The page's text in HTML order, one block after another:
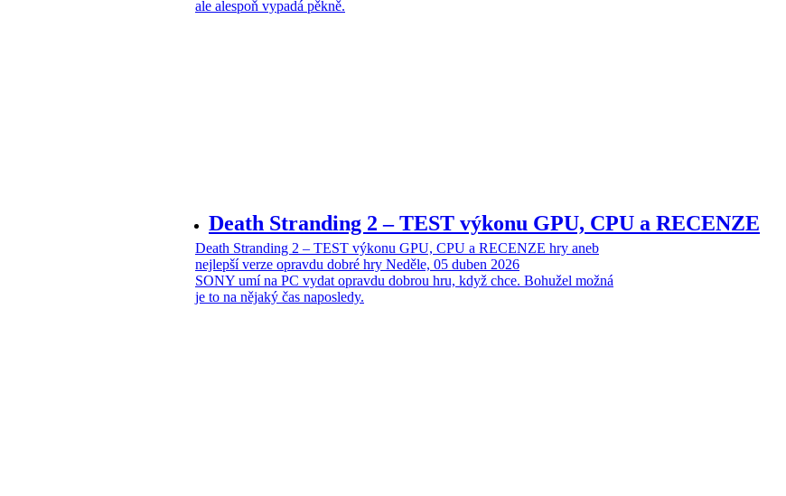
ale alespoň vypadá pěkně.
Death Stranding 2 – TEST výkonu GPU, CPU a RECENZE
Death Stranding 2 – TEST výkonu GPU, CPU a RECENZE hry aneb
nejlepší verze opravdu dobré hry Neděle, 05 duben 2026
SONY umí na PC vydat opravdu dobrou hru, když chce. Bohužel možná
je to na nějaký čas naposledy.